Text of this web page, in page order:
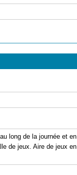
long de la journée et en
de jeux. Aire de jeux en